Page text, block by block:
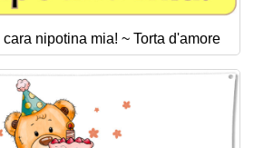
nipotina mia! ~ Torta d'amore